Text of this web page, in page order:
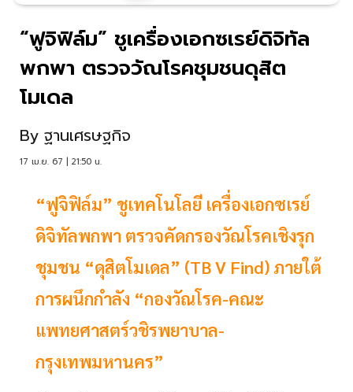
“ฟูจิฟิล์ม” ชูเครื่องเอกซเรย์ดิจิทัล
พกพา ตรวจวัณโรคชุมชนดุสิต
โมเดล
By ฐานเศรษฐกิจ
17 เม.ย. 67 | 21:50 น.
“ฟูจิฟิล์ม” ชูเทคโนโลยี เครื่องเอกซเรย์
ดิจิทัลพกพา ตรวจคัดกรองวัณโรคเชิงรุก
ชุมชน “ดุสิตโมเดล” (TB V Find) ภายใต้
การผนึกกำลัง “กองวัณโรค-คณะ
แพทยศาสตร์วชิรพยาบาล-
กรุงเทพมหานคร”